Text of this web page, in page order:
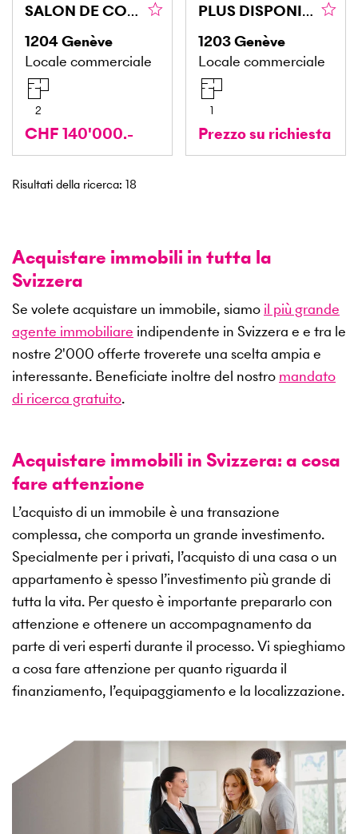
SALON DE COIFFURE EN VIEILLE VILLE
1204Genève
Locale commerciale
2
CHF 140'000.-
PLUS DISPONIBLE
1203Genève
Locale commerciale
1
Prezzo su richiesta
Risultati della ricerca: 18
Acquistare immobili in tutta la
Svizzera
Se volete acquistare un immobile, siamo il più grande
agente immobiliare indipendente in Svizzera e e tra le
nostre 2'000 offerte troverete una scelta ampia e
interessante. Beneficiate inoltre del nostro mandato
di ricerca gratuito.
Acquistare immobili in Svizzera: a cosa
fare attenzione
L’acquisto di un immobile è una transazione
complessa, che comporta un grande investimento.
Specialmente per i privati, l’acquisto di una casa o un
appartamento è spesso l’investimento più grande di
tutta la vita. Per questo è importante prepararlo con
attenzione e ottenere un accompagnamento da
parte di veri esperti durante il processo. Vi spieghiamo
a cosa fare attenzione per quanto riguarda il
finanziamento, l’equipaggiamento e la localizzazione.